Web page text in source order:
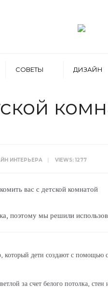
СОВЕТЫ ДИЗАЙН
ИНТЕРЬЕРА | VIEWS: 1277
вас с детской комнатой
поэтому мы решили
который дети создают с
за счет белого потолка,